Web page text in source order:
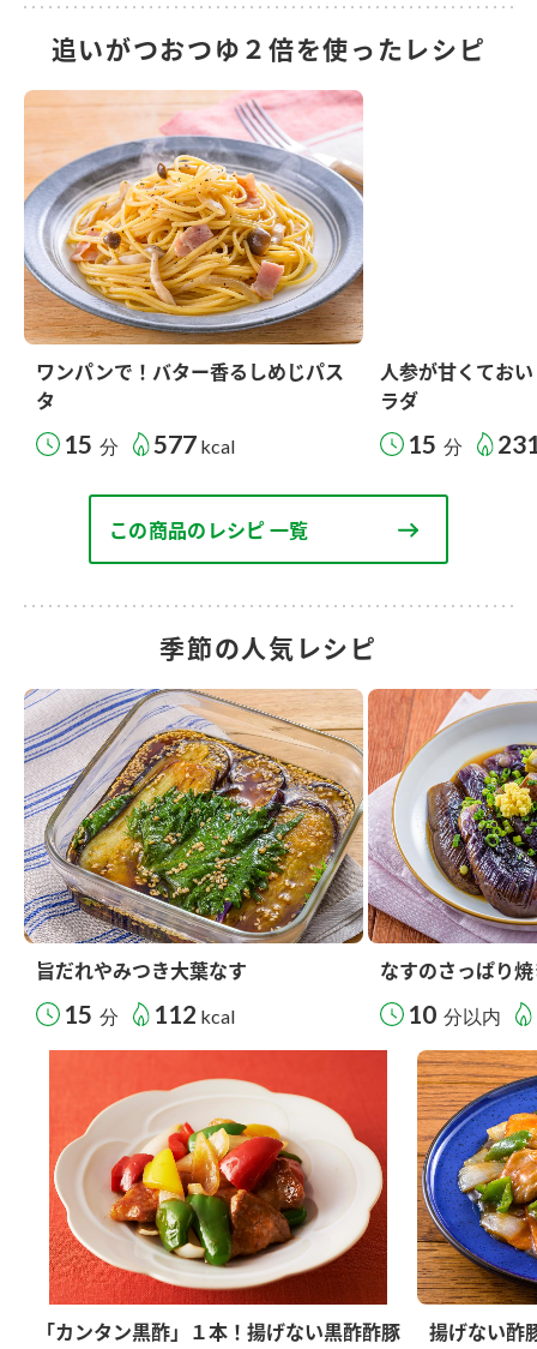
追いがつおつゆ２倍を使ったレシピ
ワンパンで！バター香るしめじパス
タ
15 分 577 kcal
人参が甘くてお
ラダ
15 分
この商品のレシピ 一覧
季節の人気レシピ
旨だれやみつき大葉なす
15 分 112 kcal
なすのさっぱり
10 分以内
「カンタン黒酢」１本！揚げない黒酢酢豚 揚げない酢